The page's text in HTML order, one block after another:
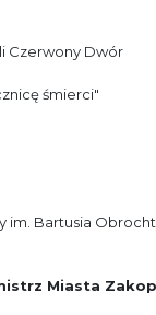
Czerwony Dwór
śmierci"
Bartusia
Miasta